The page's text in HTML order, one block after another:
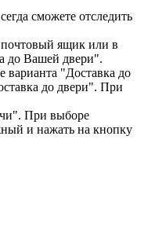
сможете отследить
почтовый ящик или в
до Вашей двери".
варианта "Доставка до
до двери". При
При выборе
и нажать на кнопку